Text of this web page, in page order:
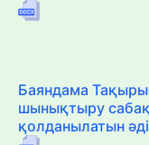
Баяндама
шынықтыру
қолданылатын